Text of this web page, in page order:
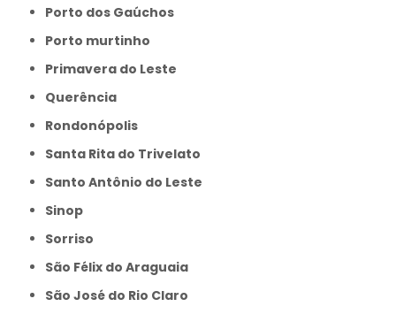
Porto dos Gaúchos
Porto murtinho
Primavera do Leste
Querência
Rondonópolis
Santa Rita do Trivelato
Santo Antônio do Leste
Sinop
Sorriso
São Félix do Araguaia
São José do Rio Claro